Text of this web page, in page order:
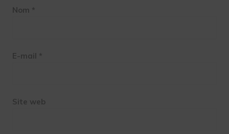
Nom *
E-mail *
Site web